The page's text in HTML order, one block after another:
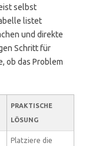
selbst
listet
und direkte
Schritt für
ob das Problem
PRAKTISCHE
LÖSUNG
Platziere die